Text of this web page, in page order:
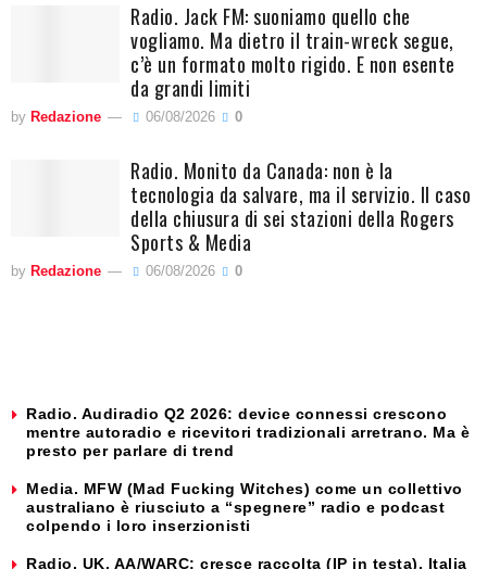
Radio. Jack FM: suoniamo quello che
vogliamo. Ma dietro il train-wreck segue,
c’è un formato molto rigido. E non esente
da grandi limiti
by Redazione 06/08/2026 0
Radio. Monito da Canada: non è la
tecnologia da salvare, ma il servizio. Il caso
della chiusura di sei stazioni della Rogers
Sports & Media
by Redazione 06/08/2026 0
Radio. Audiradio Q2 2026: device connessi crescono
mentre autoradio e ricevitori tradizionali arretrano. Ma è
presto per parlare di trend
Media. MFW (Mad Fucking Witches) come un collettivo
australiano è riusciuto a “spegnere” radio e podcast
colpendo i loro inserzionisti
Radio. UK, AA/WARC: cresce raccolta (IP in testa). Italia